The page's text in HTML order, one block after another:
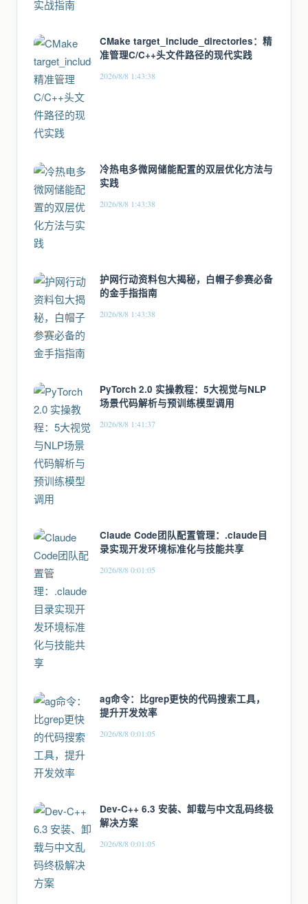
CMake target_include_directories：精
准管理C/C++头文件路径的现代实践
2026/8/8 1:43:38
冷热电多微网储能配置的双层优化方法与
实践
2026/8/8 1:43:38
护网行动资料包大揭秘，白帽子参赛必备
的金手指指南
2026/8/8 1:43:38
PyTorch 2.0 实操教程：5大视觉与NLP
场景代码解析与预训练模型调用
2026/8/8 1:41:37
Claude Code团队配置管理：.claude目
录实现开发环境标准化与技能共享
2026/8/8 0:01:05
ag命令：比grep更快的代码搜索工具，
提升开发效率
2026/8/8 0:01:05
Dev-C++ 6.3 安装、卸载与中文乱码终极
解决方案
2026/8/8 0:01:05